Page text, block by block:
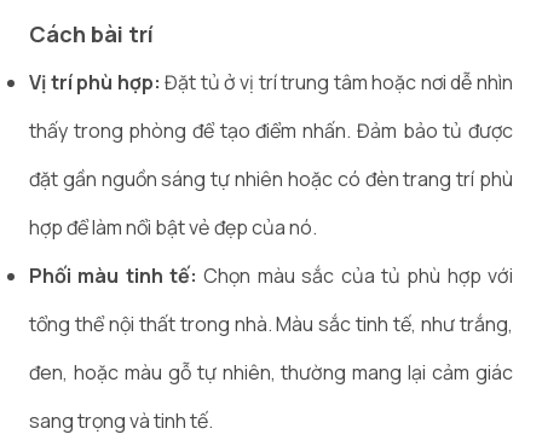
Cách bài trí
Vị trí phù hợp: Đặt tủ ở vị trí trung tâm hoặc nơi dễ nhìn
thấy trong phòng để tạo điểm nhấn. Đảm bảo tủ được
đặt gần nguồn sáng tự nhiên hoặc có đèn trang trí phù
hợp để làm nổi bật vẻ đẹp của nó.
Phối màu tinh tế:Chọn màu sắc của tủ phù hợp với
tổng thể nội thất trong nhà. Màu sắc tinh tế, như trắng,
đen, hoặc màu gỗ tự nhiên, thường mang lại cảm giác
sang trọng và tinh tế.